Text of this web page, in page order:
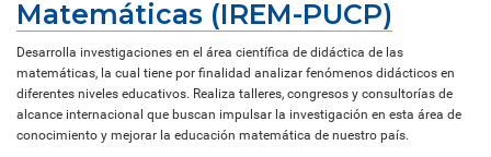
Matemáticas (IREM-PUCP)
Desarrolla investigaciones en el área científica de didáctica de las
matemáticas, la cual tiene por finalidad analizar fenómenos didácticos en
diferentes niveles educativos. Realiza talleres, congresos y consultorías de
alcance internacional que buscan impulsar la investigación en esta área de
conocimiento y mejorar la educación matemática de nuestro país.